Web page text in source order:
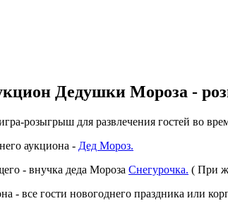
Дедушки Мороза -
розыгрыш для развлечения гостей во
аукциона - Дед Мороз.
- внучка деда Мороза Снегурочка. ( При
- все гости новогоднего праздника или